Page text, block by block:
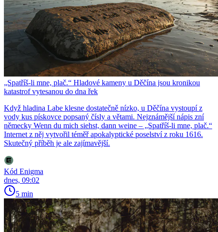
„Spatříš-li mne, plač.“ Hladové kameny u Děčína jsou kronikou
katastrof vytesanou do dna řek
Když hladina Labe klesne dostatečně nízko, u Děčína vystoupí z
vody kus pískovce popsaný čísly a větami. Nejznámější nápis zní
německy Wenn du mich siehst, dann weine – „Spatříš-li mne, plač.“
Internet z něj vytvořil téměř apokalyptické poselství z roku 1616.
Skutečný příběh je ale zajímavější.
Kód Enigma
dnes, 09:02
5 min